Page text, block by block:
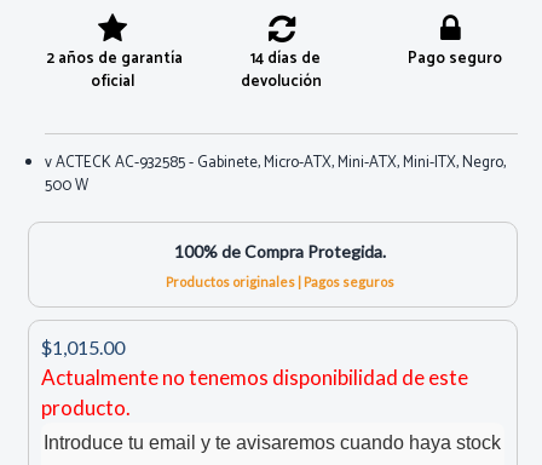
2 años de garantía
oficial
14 días de
devolución
Pago seguro
v ACTECK AC-932585 - Gabinete, Micro-ATX, Mini-ATX, Mini-ITX, Negro,
500 W
100% de Compra Protegida.
Productos originales | Pagos seguros
$1,015.00
Actualmente no tenemos disponibilidad de este
producto.
Introduce tu email y te avisaremos cuando haya stock